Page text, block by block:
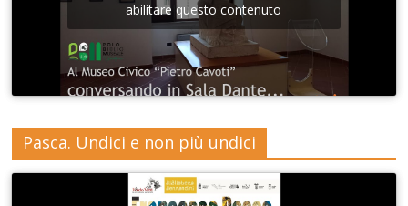
abilitare questo contenuto
Pasca. Undici e non più undici